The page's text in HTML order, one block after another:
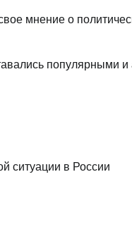
мнение о
популярными
ситуации в России